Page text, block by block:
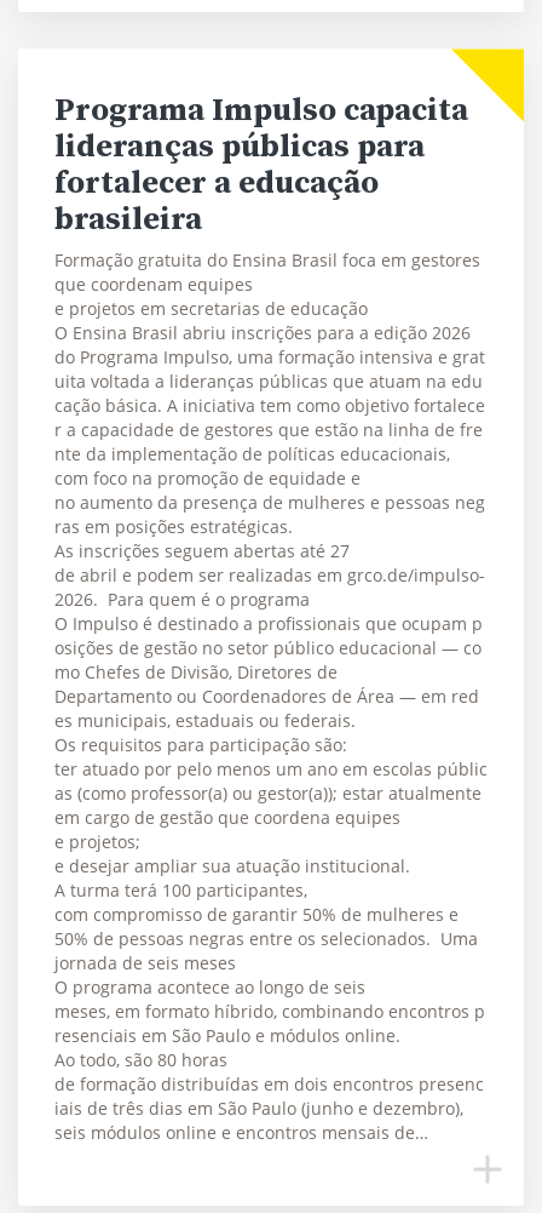
Programa Impulso capacita
lideranças públicas para
fortalecer a educação
brasileira
Formação gratuita do Ensina Brasil foca em gestores
que coordenam equipes
e projetos em secretarias de educação
O Ensina Brasil abriu inscrições para a edição 2026
do Programa Impulso, uma formação intensiva e grat
uita voltada a lideranças públicas que atuam na edu
cação básica. A iniciativa tem como objetivo fortalece
r a capacidade de gestores que estão na linha de fre
nte da implementação de políticas educacionais,
com foco na promoção de equidade e
no aumento da presença de mulheres e pessoas neg
ras em posições estratégicas.
As inscrições seguem abertas até 27
de abril e podem ser realizadas em grco.de/impulso-
2026. Para quem é o programa
O Impulso é destinado a profissionais que ocupam p
osições de gestão no setor público educacional — co
mo Chefes de Divisão, Diretores de
Departamento ou Coordenadores de Área — em red
es municipais, estaduais ou federais.
Os requisitos para participação são:
ter atuado por pelo menos um ano em escolas públic
as (como professor(a) ou gestor(a)); estar atualmente
em cargo de gestão que coordena equipes
e projetos;
e desejar ampliar sua atuação institucional.
A turma terá 100 participantes,
com compromisso de garantir 50% de mulheres e
50% de pessoas negras entre os selecionados. Uma
jornada de seis meses
O programa acontece ao longo de seis
meses, em formato híbrido, combinando encontros p
resenciais em São Paulo e módulos online.
Ao todo, são 80 horas
de formação distribuídas em dois encontros presenc
iais de três dias em São Paulo (junho e dezembro),
seis módulos online e encontros mensais de…